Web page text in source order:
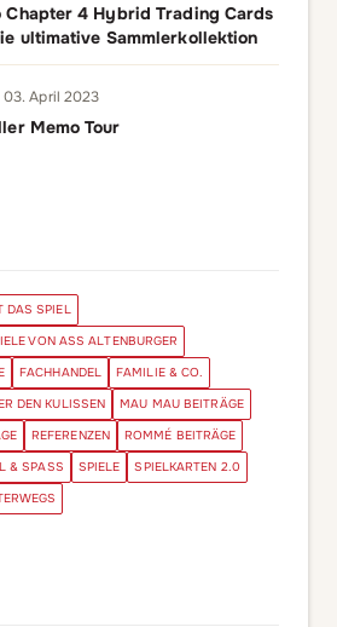
Chapter 4 Hybrid Trading Cards
ultimative Sammlerkollektion
03. April 2023
Memo Tour
DAS SPIEL
VON ASS ALTENBURGER
FACHHANDEL
FAMILIE & CO.
DEN KULISSEN
MAU MAU BEITRÄGE
REFERENZEN
ROMMÉ BEITRÄGE
& SPASS SPIELE
SPIELKARTEN 2.0